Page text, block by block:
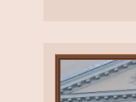
Ломоносова